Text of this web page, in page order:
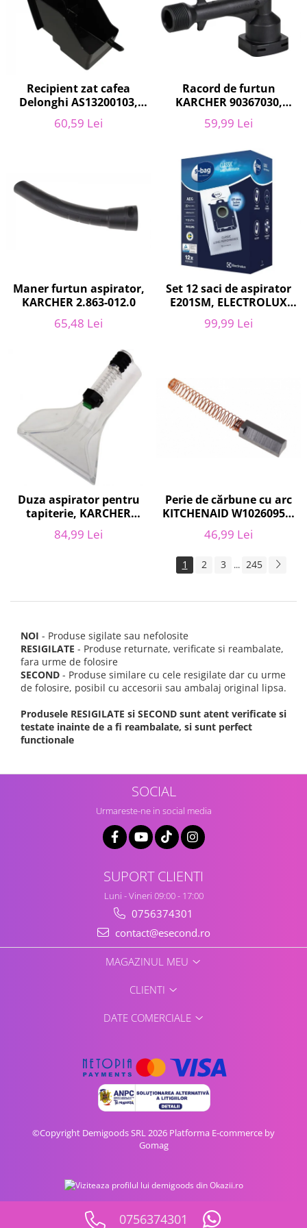
Home Cinema & Audio
Playere, Boxe & Casti
Telescoape & Optica
Televizoare & accesorii
Ambalaje cadouri
Curatenie si intretinere
Recipient zat cafea
Delonghi AS13200103,
ECAM21 - ECAM25
60,59 Lei
Racord de furtun
KARCHER 90367030,
pentru K2, K3
59,99 Lei
Maner furtun aspirator,
KARCHER 2.863-012.0
65,48 Lei
Set 12 saci de aspirator
E201SM, ELECTROLUX
9001684811, CLASSIC
LONG PERFORMANCE
99,99 Lei
Duza aspirator pentru
tapiterie, KARCHER
9.012-278.0, SE4001,
SE4002, SE5100 si SE6100
84,99 Lei
Perie de cărbune cu arc
KITCHENAID W10260958,
5KSM15
46,99 Lei
1 2 3 ... 245
NOI - Produse sigilate sau nefolosite
RESIGILATE - Produse returnate, verificate si reambalate,
fara urme de folosire
SECOND - Produse similare cu cele resigilate dar cu urme
de folosire, posibil cu accesorii sau ambalaj original lipsa.
Produsele RESIGILATE si SECOND sunt atent verificate si
testate inainte de a fi reambalate, si sunt perfect
functionale
SOCIAL
Urmareste-ne in social media
SUPORT CLIENTI
Luni - Vineri 09:00 - 17:00
0756374301
contact@esecond.ro
MAGAZINUL MEU
CLIENTI
DATE COMERCIALE
©Copyright Demigoods SRL 2026 Platforma E-commerce by
Gomag
Vezi oferta pe CEL.ro
0756374301